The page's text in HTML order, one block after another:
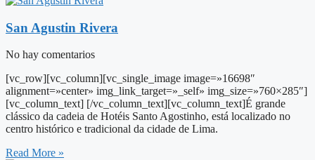
San Agustin Rivera
No hay comentarios
[vc_row][vc_column][vc_single_image image=»16698″
alignment=»center» img_link_target=»_self» img_size=»760×285″]
[vc_column_text] [/vc_column_text][vc_column_text]É grande
clássico da cadeia de Hotéis Santo Agostinho, está localizado no
centro histórico e tradicional da cidade de Lima.
Read More »